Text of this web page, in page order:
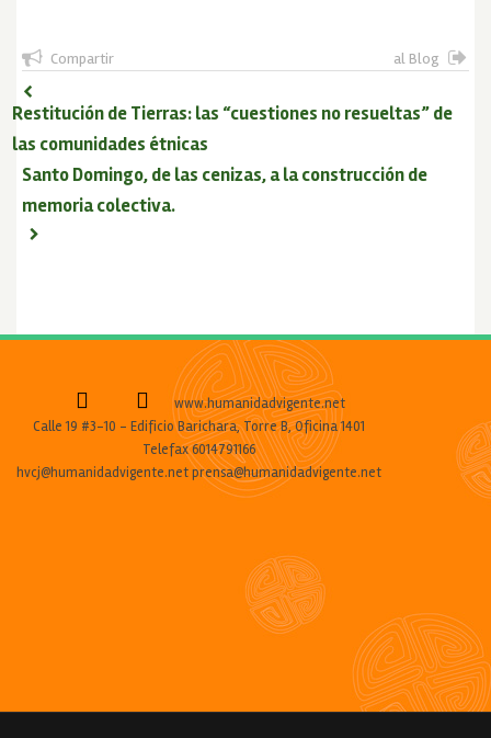
Compartir al Blog
Restitución de Tierras: las “cuestiones no resueltas” de
las comunidades étnicas
Santo Domingo, de las cenizas, a la construcción de
memoria colectiva.
www.humanidadvigente.net
Calle 19 #3-10 - Edificio Barichara, Torre B, Oficina 1401
Telefax 6014791166
hvcj@humanidadvigente.net prensa@humanidadvigente.net